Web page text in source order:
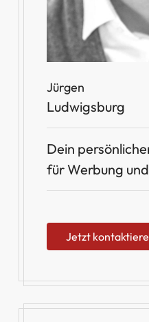
Jürgen
Ludwigsburg
Dein
für Werbung
Jetzt